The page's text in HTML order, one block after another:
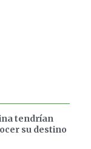
tendrían
su destino